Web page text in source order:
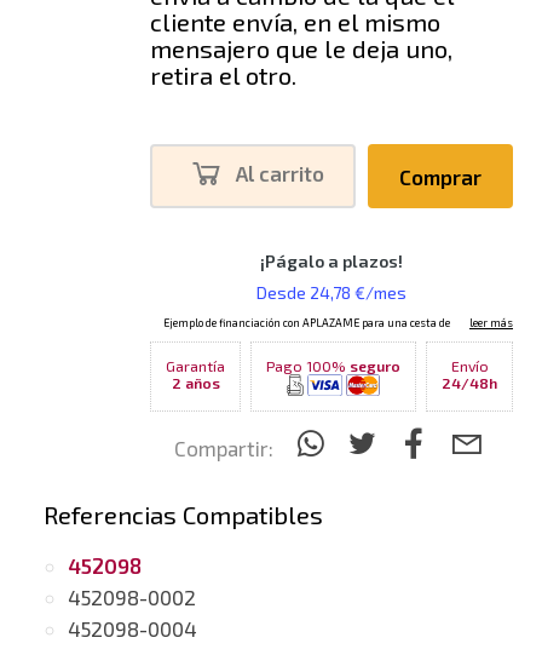
cliente envía, en el mismo
mensajero que le deja uno,
retira el otro.
Al carrito Comprar
Garantía
2 años
Pago 100% seguro
Envío
24/48h
Compartir:
Referencias Compatibles
452098
452098-0002
452098-0004